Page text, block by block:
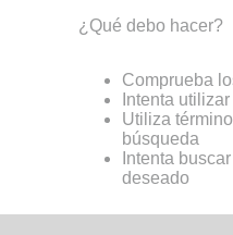
¿Qué debo hacer?
Comprueba
Intenta
Utiliza
búsqueda
Intenta
deseado